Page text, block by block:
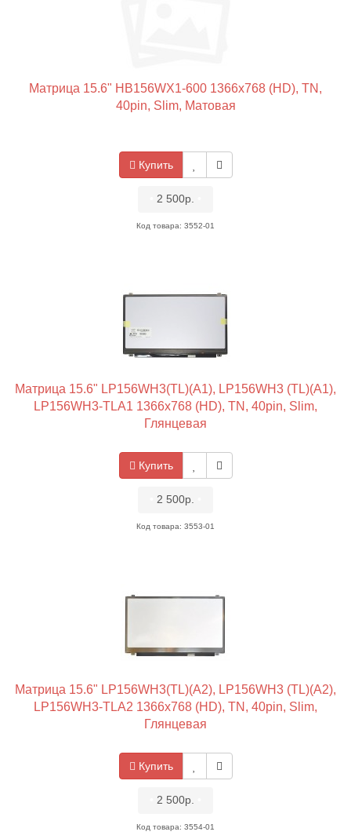
Матрица 15.6" HB156WX1-600 1366x768 (HD), TN,
40pin, Slim, Матовая
Купить
2 500р.
Код товара: 3552-01
Матрица 15.6" LP156WH3(TL)(A1), LP156WH3 (TL)(A1),
LP156WH3-TLA1 1366x768 (HD), TN, 40pin, Slim,
Глянцевая
Купить
2 500р.
Код товара: 3553-01
Матрица 15.6" LP156WH3(TL)(A2), LP156WH3 (TL)(A2),
LP156WH3-TLA2 1366x768 (HD), TN, 40pin, Slim,
Глянцевая
Купить
2 500р.
Код товара: 3554-01